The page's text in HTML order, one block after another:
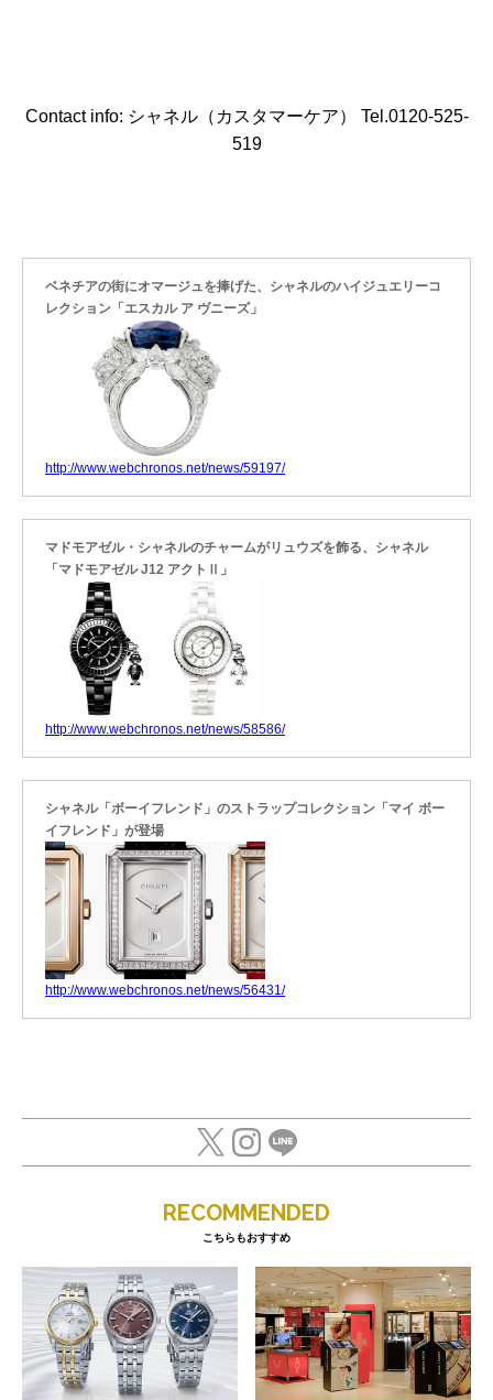
Contact info: シャネル（カスタマーケア） Tel.0120-525-
519
ベネチアの街にオマージュを捧げた、シャネルのハイジュエリーコ
レクション「エスカル ア ヴニーズ」
http://www.webchronos.net/news/59197/
マドモアゼル・シャネルのチャームがリュウズを飾る、シャネル
「マドモアゼル J12 アクトⅡ」
http://www.webchronos.net/news/58586/
シャネル「ボーイフレンド」のストラップコレクション「マイ ボー
イフレンド」が登場
http://www.webchronos.net/news/56431/
RECOMMENDED
こちらもおすすめ